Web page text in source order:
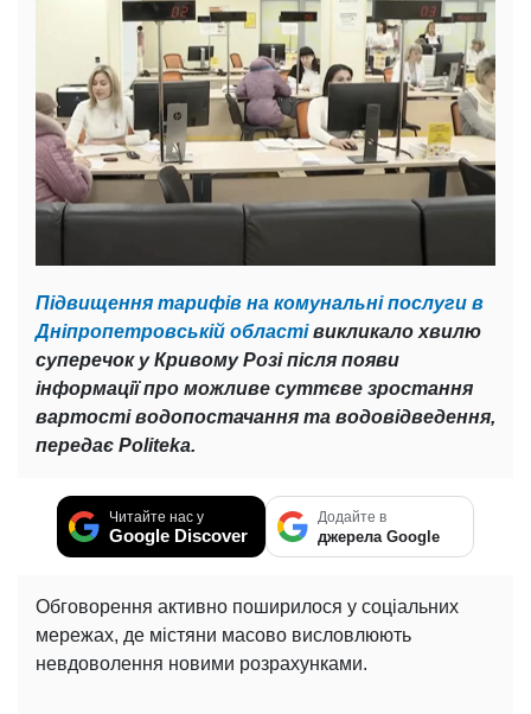
Підвищення тарифів на комунальні послуги в
Дніпропетровській областівикликало хвилю
суперечок у Кривому Розі після появи
інформації про можливе суттєве зростання
вартості водопостачання та водовідведення,
передає Politeka.
Читайте нас у
Google Discover
Додайте в
джерела Google
Обговорення активно поширилося у соціальних
мережах, де містяни масово висловлюють
невдоволення новими розрахунками.